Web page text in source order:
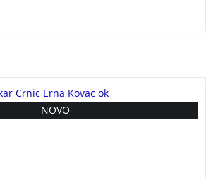
zasijati. Toda največja čarovnija se
v čem je zares edinstven.
da zapleše v predstavi, je
čaka glavna vloga. Toda včasih se
NOVO